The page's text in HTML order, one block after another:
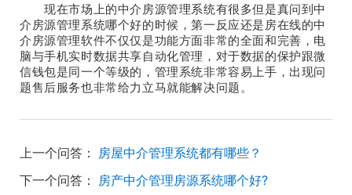
现在市场上的中介房源管理系统有很多但是真问到中
介房源管理系统哪个好的时候，第一反应还是房在线的中
介房源管理软件不仅仅是功能方面非常的全面和完善，电
脑与手机实时数据共享自动化管理，对于数据的保护跟微
信钱包是同一个等级的，管理系统非常容易上手，出现问
题售后服务也非常给力立马就能解决问题。
上一个问答：
房屋中介管理系统都有哪些？
下一个问答：
房产中介管理房源系统哪个好?